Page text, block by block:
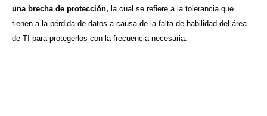
una brecha de protección, la cual se refiere a la tolerancia que
tienen a la pérdida de datos a causa de la falta de habilidad del área
de TI para protegerlos con la frecuencia necesaria.